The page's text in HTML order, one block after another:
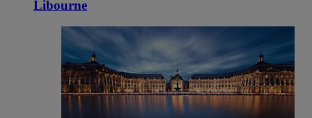
Libourne